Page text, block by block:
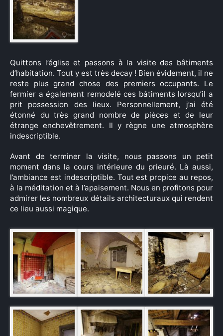
Quittons l’église et passons à la visite des bâtiments
d’habitation. Tout y est très decay ! Bien évidement, il ne
reste plus grand chose des premiers occupants. Le
fermier a également remodelé ces bâtiments lorsqu’il a
prit possession des lieux. Personnellement, j’ai été
étonné du très grand nombre de pièces et de leur
étrange enchevêtrement. Il y règne une atmosphère
indescriptible.
Avant de terminer la visite, nous passons un petit
moment dans la cours intérieure du prieuré. Là aussi,
l’ambiance est indescriptible. Tout est propice au repos,
à la méditation et à l’apaisement. Nous en profitons pour
admirer les nombreux détails architecturaux qui rendent
ce lieu aussi magique.
Rechercher
: